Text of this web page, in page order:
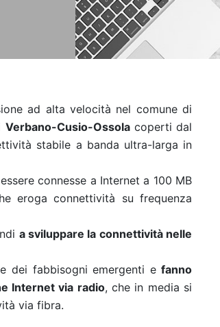
ad alta velocità nel comune di
Verbano-Cusio-Ossolacoperti dal
stabile a banda ultra-larga in
connesse a Internet a 100 MB
eroga connettività su frequenza
a sviluppare la connettività nelle
dei fabbisogni emergenti e fanno
Internet via radio, che in media si
via fibra.